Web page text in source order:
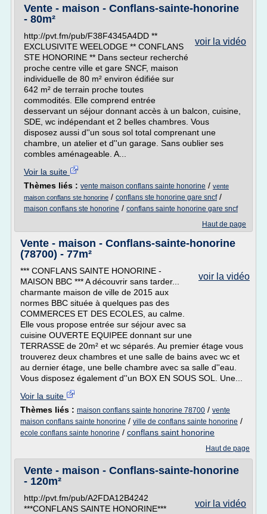
Vente - maison - Conflans-sainte-honorine
- 80m²
voir la vidéo
http://pvt.fm/pub/F38F4345A4DD **
EXCLUSIVITE WEELODGE ** CONFLANS
STE HONORINE ** Dans secteur recherché
proche centre ville et gare SNCF, maison
individuelle de 80 m² environ édifiée sur
642 m² de terrain proche toutes
commodités. Elle comprend entrée
desservant un séjour donnant accès à un balcon, cuisine,
SDE, wc indépendant et 2 belles chambres. Vous
disposez aussi d''un sous sol total comprenant une
chambre, un atelier et d''un garage. Sans oublier ses
combles aménageable. A...
Voir la suite
Thèmes liés : vente maison conflans sainte honorine / vente
maison conflans ste honorine / conflans ste honorine gare sncf/
maison conflans ste honorine / conflans sainte honorine gare sncf
Haut de page
Vente - maison - Conflans-sainte-honorine
(78700) - 77m²
voir la vidéo
*** CONFLANS SAINTE HONORINE -
MAISON BBC *** A découvrir sans tarder...
charmante maison de ville de 2015 aux
normes BBC située à quelques pas des
COMMERCES ET DES ECOLES, au calme.
Elle vous propose entrée sur séjour avec sa
cuisine OUVERTE EQUIPEE donnant sur une
TERRASSE de 20m² et wc séparés. Au premier étage vous
trouverez deux chambres et une salle de bains avec wc et
au dernier étage, une belle chambre avec sa salle d''eau.
Vous disposez également d''un BOX EN SOUS SOL. Une...
Voir la suite
Thèmes liés : maison conflans sainte honorine 78700 / vente
maison conflans sainte honorine / ville de conflans sainte honorine /
ecole conflans sainte honorine / conflans saint honorine
Haut de page
Vente - maison - Conflans-sainte-honorine
- 120m²
voir la vidéo
http://pvt.fm/pub/A2FDA12B4242
***CONFLANS SAINTE HONORINE***